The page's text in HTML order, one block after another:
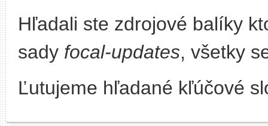
Hľadali ste zdrojové balíky
sady focal-updates, všetky
Ľutujeme hľadané kľúčové